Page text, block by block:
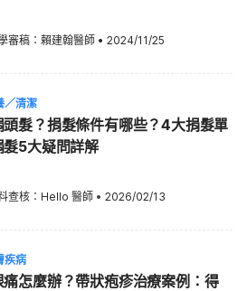
審稿： 賴建翰醫師 • 2024/11/25
／清潔
頭髮？捐髮條件有哪些？4大捐髮單
髮5大疑問詳解
查核： Hello 醫師 • 2026/02/13
疾病
痛怎麼辦？帶狀疱疹治療案例：得